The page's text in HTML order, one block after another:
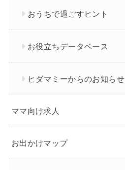
おうちで過ごすヒント
お役立ちデータベース
ヒダマミーからのお知らせ
ママ向け求人
お出かけマップ